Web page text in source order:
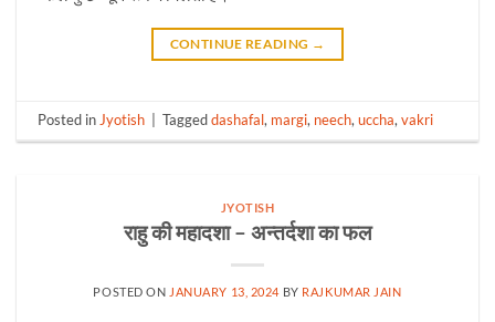
CONTINUE READING →
Posted in Jyotish Taggeddashafal, margi, neech,uccha,vakri
JYOTISH
राहु की महादशा – अन्तर्दशा का फल
POSTED ON JANUARY 13, 2024 BY RAJKUMAR JAIN